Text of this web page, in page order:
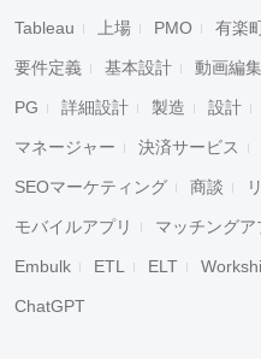
Tableau 上場 PMO 有楽
要件定義 基本設計 動画編集
PG 詳細設計 製造 設計
マネージャー 決済サービス
SEOマーケティング 商談
モバイルアプリ マッチングア
Embulk ETL ELT
ChatGPT